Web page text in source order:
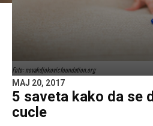
Foto: novakdjokovicfoundation.org
MAJ 20, 2017
5 saveta kako da se
cucle